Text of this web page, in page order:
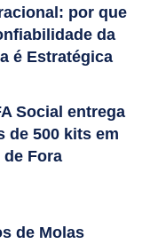
por que
da
é Estratégica
Social entrega
de 500 kits em
de Fora
de Molas